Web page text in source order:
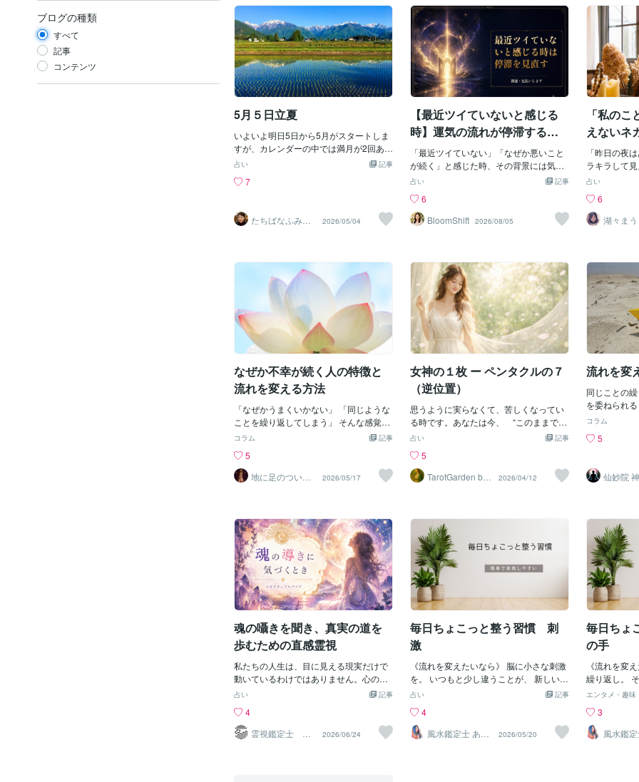
ブログの種類
すべて
記事
コンテンツ
く 動き始めているからうまくいかない
日も心が揺れる夜もそれは 終わりでは
なくて新しい扉の前で立ち止まっている
だけだから こう唱えてみて「わたし
は わたしのままで 大丈夫」「見えな
い導きに やさしく守られている」「必
要なものは すべて 最善のタイミング
で届く」言葉は 小さな祈り祈りは や
がて現実へと ほどけていくあなたの内
ほんの少しだけ自分を信じてあげてその
優しさが流れを変える はじまりになる
大丈夫あなたはもう幸せへと続く道の上
にいる
して、流れを変える「きっかけ」「一
手」があります。では、自分の人生の流
れを変えたいって思ったら何をしたらよ
いのでしょう？今まで持っていたものを
捨てる一手、きっかけであるとしたら思
い切るのがいい。人は居心地のいい場所
に居続けます。居心地のいい場所を切る
ことの難しさ。いつも感じています。流
れ、変えていきたいです。今日も人生最
高の一日でした。ではまた！
動くのか？
くの場合は
ことを考え
同じ行動を
と、血流が
が変わりま
思考も少し
のではなく
ということ
ていい運動
ベーターでは
軽くストレ
集中してや
揺らすこれ
らないこと”
がる体を動
かった」と
が、次の行動
いやチャン
は突然降っ
動いた人の
るものです
を目指さな
いい。三日
けは少し体
まっている流
5月５日立夏
いよいよ明日5日から5月がスタートしま
すが、カレンダーの中では満月が2回ある
月で、しかも2日の満月は、八十八夜と重
茶摘み、また田植えが始まるため、2日は
で大切な日として残されています。 5月
の暦のお知らせでも、『種蒔き』をたく
ーは、ちょうどこのGWの時期と重な
り、8日あたりまで続きます。 そのピー
クが明日5月5日の立夏で、ちょうど節分
れの日なので、《今までの流れを変える
力》があり、このパワーが最大値になる
のが、5日の20時49分です。 （これは国
立天文台発表の時刻です） この時刻から
徐々にパワーは弱まり8日には一度閉じら
れるのですが、 5、6、7日のうちに、ぜ
ひ試していただきたい事があります！ そ
れは、新しいことをする、新しい場所に
寄ってみるなどの体験や行動を起こすこ
とです。もちろんGWもお仕事の方、お
家で静かに過ごされている方もいらっし
ゃるはず。 しかし『種蒔き』と、《今ま
での流れを変えることのできる節分れ》
という、 願い事と行動がセットでくる暦
は珍しいので、ぜひ楽しんで試してみま
会ってみる、などなどです。 その行動の
前に、また一つやっていただきたいワー
クもお伝えしますね。🔷何かをする前
に、「◯◯すると決める！」と宣言す
る。⬇️ 🔷行動する。 ⬇️ 🔷成功した！と喜
ぶ。 この一連の流れを8日までやり、で
きたらワークは習慣づけてみてくださ
い。 ◎例えば朝ベ
記事
占い
7
たちばなふみか
（舘花史圭）
2026/05/04
【最近ツイていないと感じる
時】運気の流れが停滞する本
当の理由と見直し方
「最近ツイていない」「なぜか悪いこと
が続く」と感じた時、その背景には気づ
きにくい“エネルギーの停滞”が隠れてい
理由と、運気を整える視点を具体的にお
伝えします。朝起きても気分が晴れず、
何をしても空回りする。大切な節目の年
が重い。知らず知らずのうちに、邪気や
他人の影響を受けているのではと不安に
なる瞬間もあるはずです。「どうして自
分だけ？」と感じてしまう時、その原因
はどこにあるのでしょうか。運気の流れ
が停滞すると、小さなトラブルや人間関
係の摩擦が積み重なり、気づかぬうちに
心が硬くなります。こうした状態では、
思考がネガティブに傾きやすくなり、普
段なら受け流せることも重くのしかかっ
てきます。厄年や人生の節目では、特に
普段以上に不安や焦りが強まります。こ
のまま何も変わらなければ、気持ちの余
裕を失い、大切なチャンスにも気づけな
意識することは、単なる気休めではな
く、現実の痛みや停滞感を和らげる第一
歩です。日常の中で私たちが受け取るエ
発者・野中宣行は、運気やエネルギーの
循環が滞る原因について、「日々の小さ
なストレスや無意識の緊張が積み重な
り、邪気や外部からの悪い影響を受けや
すくなる」と指摘しています。こうした
状態に気づかず放置していると、気づか
ぬうちに本来の自分の力を発揮できなく
なってしまいます。では、今の自分の状
態をどのように見直せばよいのでしょう
か。まず一つは、日常の小さな違和
記事
占い
6
BloomShift 2026/08/05
「私の
えないネ
運気を守
「昨日の夜
ラキラして
たら、急に
た」皆さん、
か？ 「良い
とが起こる
す。波動の隙
はとても満
明るいぞ！
つきました
車で娘を送っ
から流して
がザワザワ
替わりまし
に、なぜかそ
ずのうちに
ていました
した。 「ま
なるような、
てしまった
分は吹き飛
れる「ああ、
あとの、こ
のまま落ち
かもしれま
いました。
らなきゃいけ
うな、強い
私は、誰も
言いました。
『私のこと、
占い
6
湖々まう
セラピス
なぜか不幸が続く人の特徴と
流れを変える方法
「なぜかうまくいかない」 「同じような
ことを繰り返してしまう」 そんな感覚
を、抱えたことはありませんか。 努力し
も、また同じような問題が起きる。 その
状態には、 実は共通する“ある特徴”があ
ります。
したいのは、 不幸が続くのは 「運が悪い
から」ではないということです。 もちろ
ん偶然の出来事もありますが、 同じよう
な苦しさが続く時は、 “流れ”に原因があ
ることが多いのです。
⸻⸻⸻⸻⸻⸻⸻⸻⸻
■ 不幸が続く人の共通点 その共通点と
は、 「受け取り方」です。 もう少し具体
的に言うと、 ・不満に意識が向きやすい
・人と比べてしまう ・怒りや悲しみを抱
え続けている こうした状態が続くと、 心
の中で流れが滞り、 同じような現実を引
き寄せやすくなります。
⸻⸻⸻⸻⸻⸻⸻⸻⸻
事でも、 ある人は「ありがたい」と感
じ、 ある人は「不満」と感じます。 現実
は同じでも、 どこを見るかによって、 心
記事
コラム
5
地に足のついた
祈り❀水森唯心
2026/05/17
女神の１枚 ー ペンタクルの７
（逆位置）
思うように実らなくて、苦しくなってい
る時です。あなたは今、 “このままでい
いのかな” と感じているかもしれませ
ままでいいのかな」と立ち止まり結果が
見えないことへの焦りを表しています🌤️
補足の１枚目は ワンドの２（正位置）
すかを考えている途中🤔補足の２枚目
は ハーミット（逆位置）🃏考えすぎて
しまい本来の直感が少し遠くなっている
ようです。🌙 女神はこう伝えています。
「答えは、もう外ではなく内にある」💫
“完璧に考えてから動く” よりも「な
んとなくこっち」と感じる方を選んでみ
ること。今回はハーミット（逆位置）が
出ていることから思考がぐるぐるしてい
る状態が大きいようです。こういう時
は、思考を整えようとするよりも小さく
でもまず動いてみること⛵️💫 動くこと
で、思考が整っていくこともあります。
そうすることで見える景色が少しずつ変
いるようでいて本当は次の扉の前に立っ
ているだけ🚪🗝️🌟その一歩がこれまでと
は違う流れを連れてきてくれるでしょ
記事
占い
5
TarotGarden by
2026/04/12
流れを変
同じことの
を委ねられ
それは 変化
いまとは異な
うか。 それ
か。 たとえ
ことはできま
向かうため
う 選択があ
大きく変わ
一日をお過
コラム
5
仙妙院
魂の囁きを聞き、真実の道を
歩むための直感霊視
私たちの人生は、目に見える現実だけで
動いているわけではありません。心の奥
深くに潜む思いや魂の声、宇宙や自然界
選択に静かに影響を与えています。しか
し、日常の喧騒や不安に追われると、そ
の声に気づくことは容易ではありませ
記事
占い
4
霊視鑑定士 ツ
キシロ
2026/06/24
毎日ちょこっと整う習慣 刺
激
《流れを変えたいなら》 脳に小さな刺激
を。 いつもと少し違うことが、 新しい流
れを連れてきます。 ＋＋＋＋＋＋＋＋＋
慣》 いつもと逆の足から靴を履く ＋＋＋
＋＋＋＋＋＋＋＋＋ 違和感を感じるかも
しれませんが、 それが脳への小さな刺激
記事
占い
4
風水鑑定士 あゆ
み
2026/05/20
毎日ちょ
の手
《流れを変
繰り返し。
れが停滞し
さな変化をひ
しゆるめる
なります。
エンタメ・趣味
3
風水鑑定
み